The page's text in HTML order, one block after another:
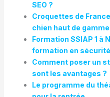
SEO ?
Croquettes de
chien haut de gamme
Formation SSIAP 1 à
formation en
Comment poser un
sont les avantages ?
Le programme du